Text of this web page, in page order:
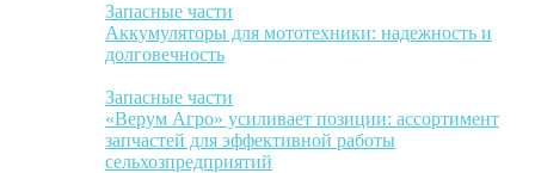
Запасные части
Аккумуляторы для мототехники: надежность и
долговечность
Запасные части
«Верум Агро» усиливает позиции: ассортимент
запчастей для эффективной работы
сельхозпредприятий